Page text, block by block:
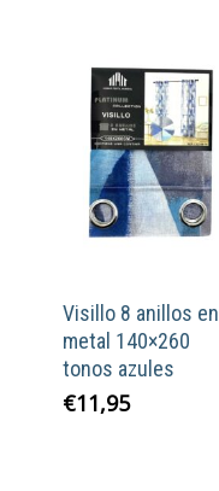
Visillo 8 anillos en
metal 140×260
tonos azules
€11,95